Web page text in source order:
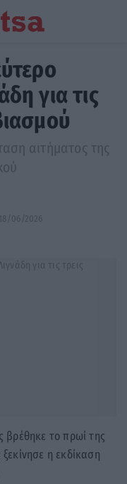
για τις
αιτήματος της
18/06/2026
βρέθηκε το πρωί της
η εκδίκαση